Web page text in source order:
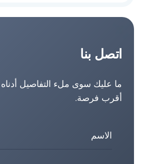
اتصل بنا
ما عليك سوى ملء التفاصيل
أقرب فرصة.